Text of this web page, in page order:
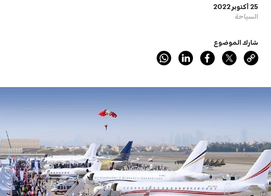
25 أكتوبر 2022
السياحة
شارك الموضوع